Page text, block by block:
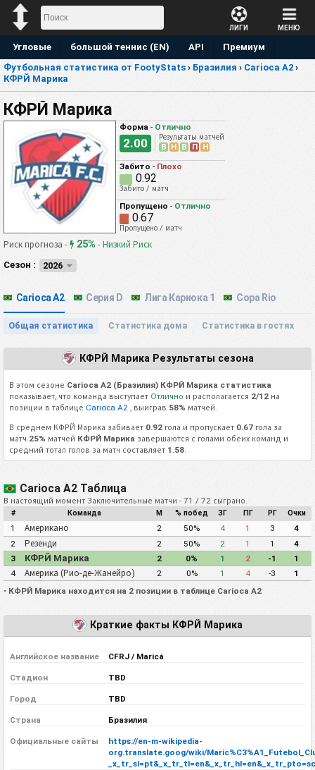
ЛИГИ МЕНЮ
Угловые большой теннис (EN) API Премиум
Прогноз
Футбольная статистика от FootyStats › Бразилия › Carioca A2 ›
КФРЙ Марика
КФРЙ Марика
Форма - Отлично
2.00 Результаты матчей
В Н В П Н
Забито - Плохо
0.92
Забито / матч
Пропущено - Отлично
0.67
Пропущено / матч
Риск прогноза - 25% - Низкий Риск
Сезон :
2026
Carioca A2 Серия D Лига Кариока 1 Copa Rio
Общая статистика Статистика дома Статистика в гостях
КФРЙ Марика Результаты сезона
В этом сезоне Carioca A2 (Бразилия) КФРЙ Марика статистика
показывает, что команда выступает Отлично и располагается 2/12 на
позиции в таблицеCarioca A2 , выиграв 58% матчей.
В среднем КФРЙ Марика забивает 0.92 гола и пропускает 0.67 гола за
матч.25% матчей КФРЙ Марика завершаются с голами обеих команд и
средний тотал голов за матч составляет 1.58.
Carioca A2 Таблица
В настоящий момент Заключительные матчи - 71 / 72 сыграно.
# Команда М % побед ЗГ ПГ РГ Очки
1 Американо 2 50% 4 1 3
4
2
Резенди 2 50% 2 1 1
4
3
КФРЙ Марика 2 0% 1 2 -1
1
4
Америка (Рио-де-Жанейро) 2 0% 1 4 -3
1
• КФРЙ Марика находится на 2 позиции в таблице Carioca A2
Краткие факты КФРЙ Марика
Английское название CFRJ / Maricá
Стадион TBD
Город TBD
Страна Бразилия
Официальные сайты
https://en-m-wikipedia-
org.translate.goog/wiki/
_x_tr_sl=pt&_x_tr_tl=en&_x_tr_hl=en&_x_tr_pto=sc